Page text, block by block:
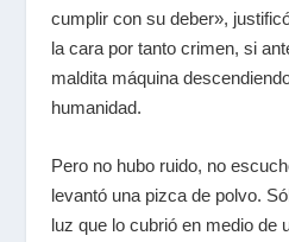
cumplir con su deber»,
la cara por tanto crimen, si
maldita máquina
humanidad.
Pero no hubo ruido, no
levantó una pizca de polvo.
luz que lo cubrió en medio de